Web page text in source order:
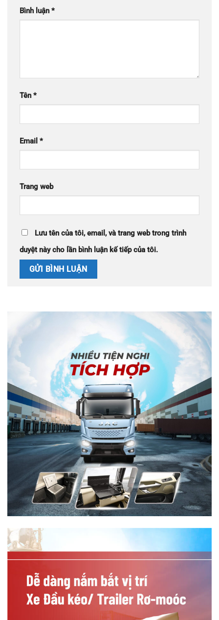
Bình luận *
Tên *
Email *
Trang web
Lưu tên của tôi, email, và trang web trong trình
duyệt này cho lần bình luận kế tiếp của tôi.